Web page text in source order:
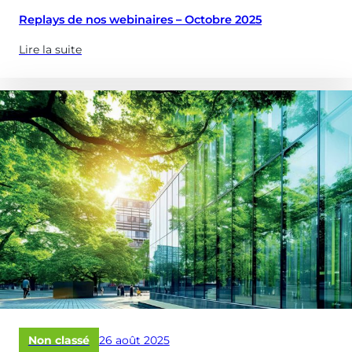
d’eau
?)
Replays de nos webinaires – Octobre 2025
Lire la suite
(à
de
:
Replays
de
nos
webinaires
–
Octobre
2025)
Non classé
Publié
26 août 2025